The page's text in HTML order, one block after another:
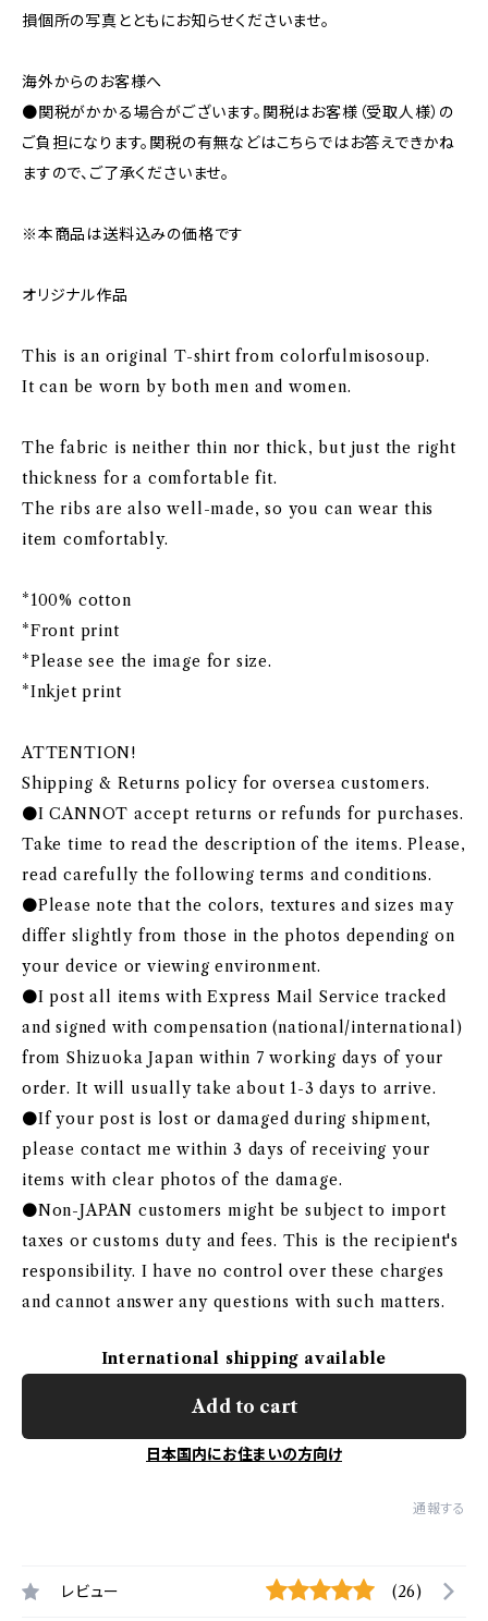
損個所の写真とともにお知らせくださいませ。
海外からのお客様へ
●関税がかかる場合がございます。関税はお客様（受取人様）の
ご負担になります。関税の有無などはこちらではお答えできかね
ますので、ご了承くださいませ。
※本商品は送料込みの価格です
オリジナル作品
This is an original T-shirt from colorfulmisosoup.
It can be worn by both men and women.
The fabric is neither thin nor thick, but just the right
thickness for a comfortable fit.
The ribs are also well-made, so you can wear this
item comfortably.
*100% cotton
*Front print
*Please see the image for size.
*Inkjet print
ATTENTION!
Shipping & Returns policy for oversea customers.
●I CANNOT accept returns or refunds for purchases.
Take time to read the description of the items. Please,
read carefully the following terms and conditions.
●Please note that the colors, textures and sizes may
differ slightly from those in the photos depending on
your device or viewing environment.
●I post all items with Express Mail Service tracked
and signed with compensation (national/international)
from Shizuoka Japan within 7 working days of your
order. It will usually take about 1-3 days to arrive.
●If your post is lost or damaged during shipment,
please contact me within 3 days of receiving your
items with clear photos of the damage.
●Non-JAPAN customers might be subject to import
taxes or customs duty and fees. This is the recipient's
responsibility. I have no control over these charges
and cannot answer any questions with such matters.
International shipping available
Add to cart
日本国内にお住まいの方向け
通報する
レビュー (26)